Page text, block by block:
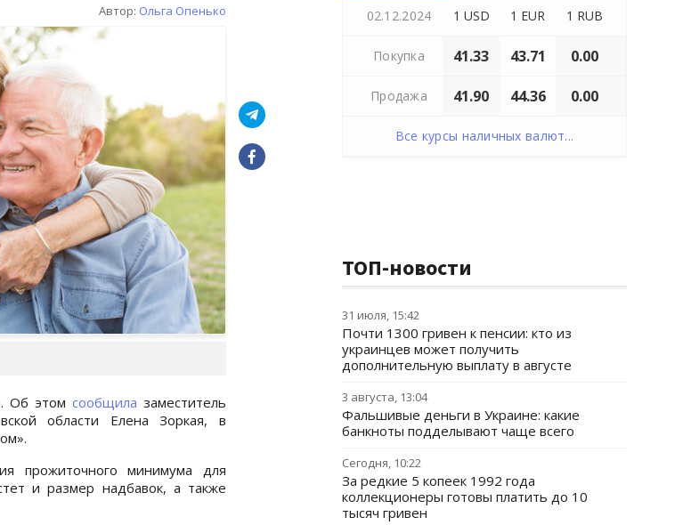
Автор: Ольга Опенько
Об этом сообщила заместитель
области Елена Зоркая, в
прожиточного минимума для
и размер надбавок, а также
02.12.2024 1 USD 1 EUR 1 RUB
Покупка 41.33 43.71 0.00
Продажа 41.90 44.36 0.00
Все курсы наличных валют...
ТОП-новости
31 июля, 15:42
Почти 1300 гривен к пенсии: кто из
украинцев может получить
дополнительную выплату в августе
3 августа, 13:04
Фальшивые деньги в Украине: какие
банкноты подделывают чаще всего
Сегодня, 10:22
За редкие 5 копеек 1992 года
коллекционеры готовы платить до 10
тысяч гривен